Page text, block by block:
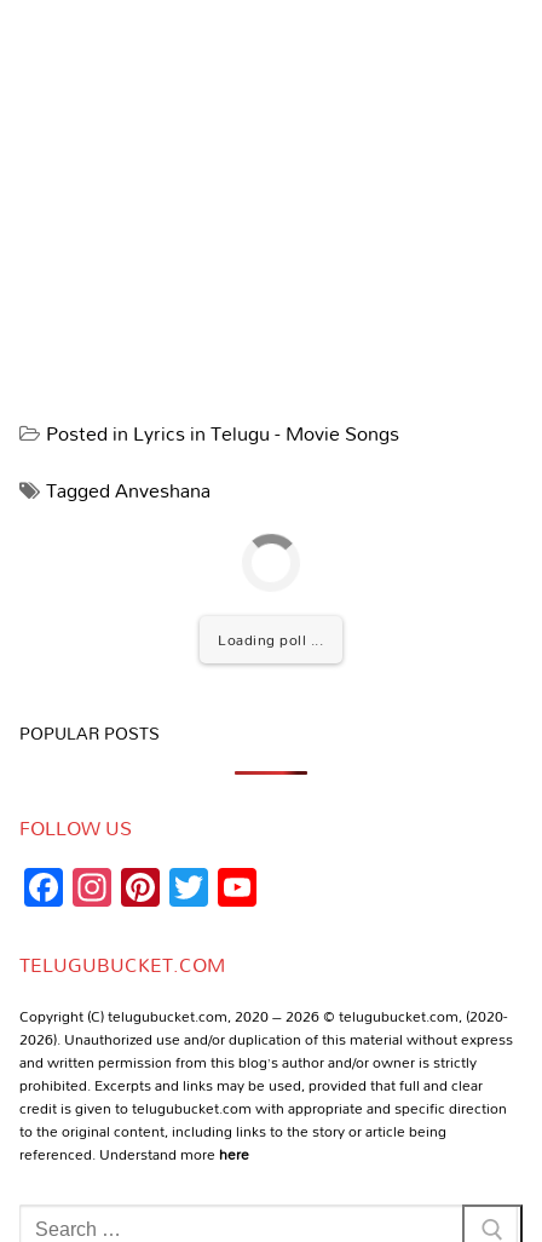
Posted inLyrics in Telugu - Movie Songs
TaggedAnveshana
Loading poll ...
POPULAR POSTS
FOLLOW US
Facebook
Instagram
Pinterest
Twitter
TELUGUBUCKET.COM
Copyright (C) telugubucket.com, 2020 – 2026 © telugubucket.com, (2020-
2026). Unauthorized use and/or duplication of this material without express
and written permission from this blog’s author and/or owner is strictly
prohibited. Excerpts and links may be used, provided that full and clear
credit is given to telugubucket.com with appropriate and specific direction
to the original content, including links to the story or article being
referenced. Understand morehere
Search